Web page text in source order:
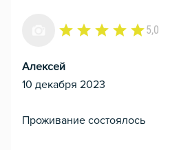
5,0
Алексей
10 декабря 2023
Проживание состоялось